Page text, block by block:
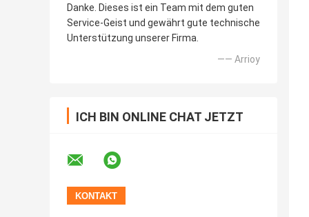
Danke. Dieses ist ein Team mit dem guten
Service-Geist und gewährt gute technische
Unterstützung unserer Firma.
—— Arrioy
ICH BIN ONLINE CHAT JETZT